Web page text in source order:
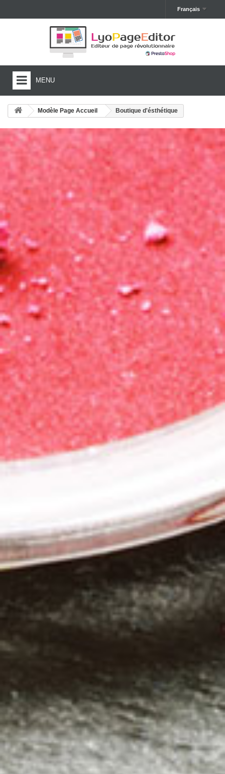
Français
MENU
HOME
MODÈLES
TUTORIELS
TESTER GRATUITEMENT
ACHETER LYOPAGEEDITOR
Modèle Page Accueil Boutique d'ésthétique